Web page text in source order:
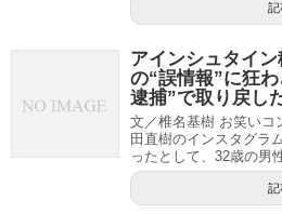
記
アインシュタイ
の“誤情報”に狂
逮捕”で取り戻し
文／椎名基樹 お笑いコ
田直樹のインスタグラ
ったとして、32歳の男
記